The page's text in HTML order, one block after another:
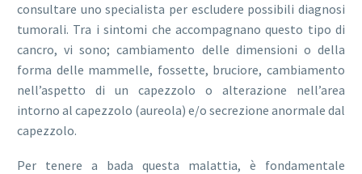
consultare uno specialista per escludere possibili diagnosi
tumorali. Tra i sintomi che accompagnano questo tipo di
cancro, vi sono; cambiamento delle dimensioni o della
forma delle mammelle, fossette, bruciore, cambiamento
nell’aspetto di un capezzolo o alterazione nell’area
intorno al capezzolo (aureola) e/o secrezione anormale dal
capezzolo.
Per tenere a bada questa malattia, è fondamentale